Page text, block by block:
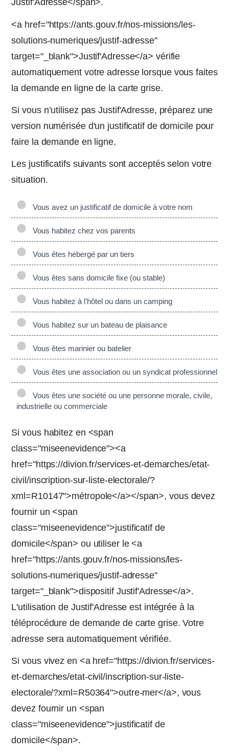
Justif'Adresse</span>.
<a href="https://ants.gouv.fr/nos-missions/les-
solutions-numeriques/justif-adresse"
target="_blank">Justif'Adresse</a> vérifie
automatiquement votre adresse lorsque vous faites
la demande en ligne de la carte grise.
Si vous n’utilisez pas Justif'Adresse, préparez une
version numérisée d'un justificatif de domicile pour
faire la demande en ligne.
Les justificatifs suivants sont acceptés selon votre
situation.
Vous avez un justificatif de domicile à votre nom
Vous habitez chez vos parents
Vous êtes hébergé par un tiers
Vous êtes sans domicile fixe (ou stable)
Vous habitez à l'hôtel ou dans un camping
Vous habitez sur un bateau de plaisance
Vous êtes marinier ou batelier
Vous êtes une association ou un syndicat professionnel
Vous êtes une société ou une personne morale, civile,
industrielle ou commerciale
Si vous habitez en <span
class="miseenevidence"><a
href="https://divion.fr/services-et-demarches/etat-
civil/inscription-sur-liste-electorale/?
xml=R10147">métropole</a></span>, vous devez
fournir un <span
class="miseenevidence">justificatif de
domicile</span> ou utiliser le <a
href="https://ants.gouv.fr/nos-missions/les-
solutions-numeriques/justif-adresse"
target="_blank">dispositif Justif'Adresse</a>.
L'utilisation de Justif'Adresse est intégrée à la
téléprocédure de demande de carte grise. Votre
adresse sera automatiquement vérifiée.
Si vous vivez en <a href="https://divion.fr/services-
et-demarches/etat-civil/inscription-sur-liste-
electorale/?xml=R50364">outre-mer</a>, vous
devez fournir un <span
class="miseenevidence">justificatif de
domicile</span>.